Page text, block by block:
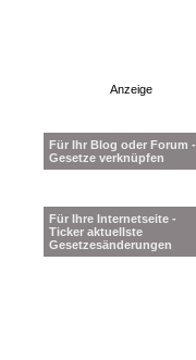
Anzeige
Für Ihr Blog oder Forum -
Gesetze verknüpfen
Für Ihre Internetseite -
Ticker aktuellste
Gesetzesänderungen